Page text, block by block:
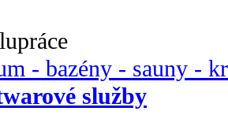
- bazény - sauny -
služby